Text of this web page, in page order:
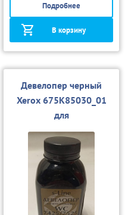
Подробнее
В корзину
Девелопер черный
Xerox 675K85030_01
для
7525/7530/7535/7545/
7556 (совм)